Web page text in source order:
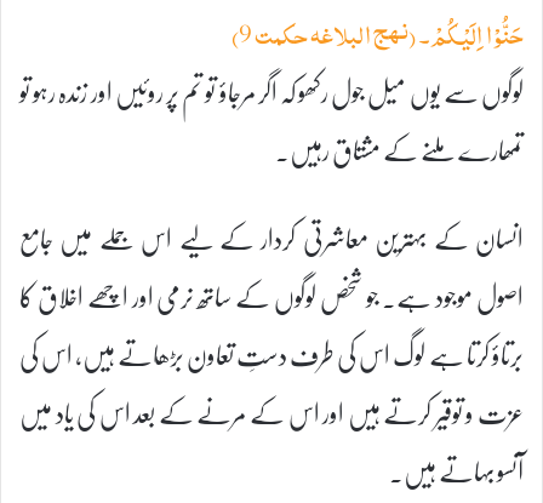
حَنُّوْا اِلَيْكُمْ۔ (نہج البلاغہ حکمت 9)
لوگوں سے یوں میل جول رکھو کہ اگر مرجاؤ تو تم پر روئیں اور زندہ رہو تو
تمھارے ملنے کے مشتاق رہیں۔
انسان کے بہترین معاشرتی کردار کے لیے اس جملے میں جامع
اصول موجود ہے۔ جو شخص لوگوں کے ساتھ نرمی اور اچھے اخلاق کا
برتاؤ کرتا ہے لوگ اس کی طرف دستِ تعاون بڑھاتے ہیں، اس کی
عزت و توقیر کرتے ہیں اور اس کے مرنے کے بعد اس کی یاد میں
آنسو بہاتے ہیں۔